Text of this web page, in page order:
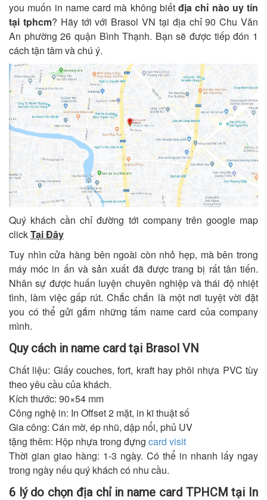
you muốn in name card mà không biết địa chỉ nào uy tín
tại tphcm? Hãy tới với Brasol VN tại địa chỉ 90 Chu Văn
An phường 26 quận Bình Thạnh. Bạn sẽ được tiếp đón 1
cách tận tâm và chú ý.
Quý khách cần chỉ đường tới company trên google map
clickTại Đây
Tuy nhìn cửa hàng bên ngoài còn nhỏ hẹp, mà bên trong
máy móc in ấn và sản xuất đã được trang bị rất tân tiến.
Nhân sự được huấn luyện chuyên nghiệp và thái độ nhiệt
tình, làm việc gấp rút. Chắc chắn là một nơi tuyệt vời đặt
you có thể gửi gắm những tấm name card của company
mình.
Quy cách in name card tại Brasol VN
Chất liệu: Giấy couches, fort, kraft hay phôi nhựa PVC tùy
theo yêu cầu của khách.
Kích thước: 90×54 mm
Công nghệ in: In Offset 2 mặt, in kĩ thuật số
Gia công: Cán mờ, ép nhũ, dập nổi, phủ UV
tặng thêm: Hộp nhựa trong đựng card visit
Thời gian giao hàng: 1-3 ngày. Có thể in nhanh lấy ngay
trong ngày nếu quý khách có nhu cầu.
6 lý do chọn địa chỉ in name card TPHCM tại In